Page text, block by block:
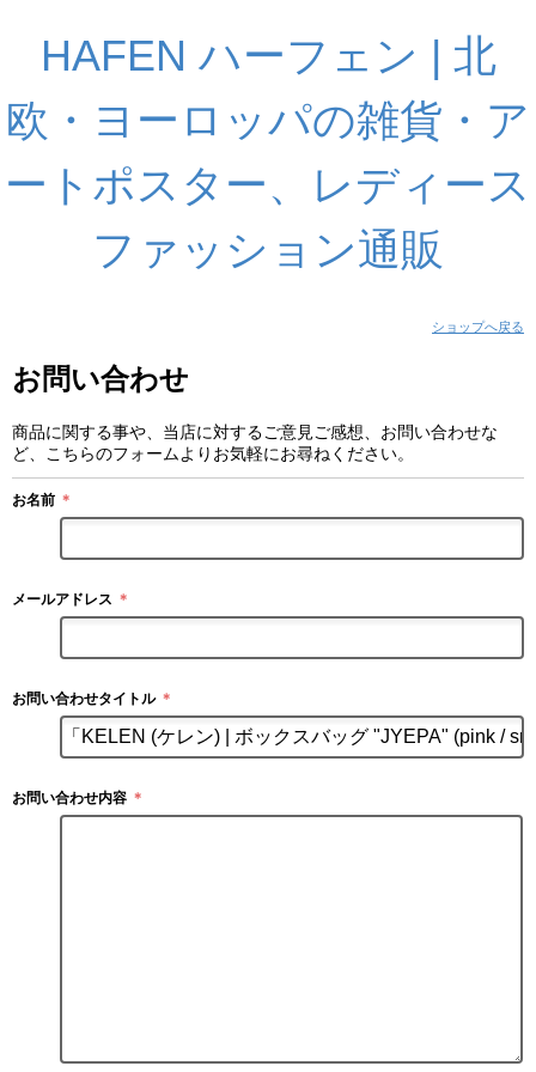
HAFEN ハーフェン | 北
欧・ヨーロッパの雑貨・ア
ートポスター、レディース
ファッション通販
ショップへ戻る
お問い合わせ
商品に関する事や、当店に対するご意見ご感想、お問い合わせな
ど、こちらのフォームよりお気軽にお尋ねください。
お名前 ＊
メールアドレス ＊
お問い合わせタイトル ＊
お問い合わせ内容 ＊